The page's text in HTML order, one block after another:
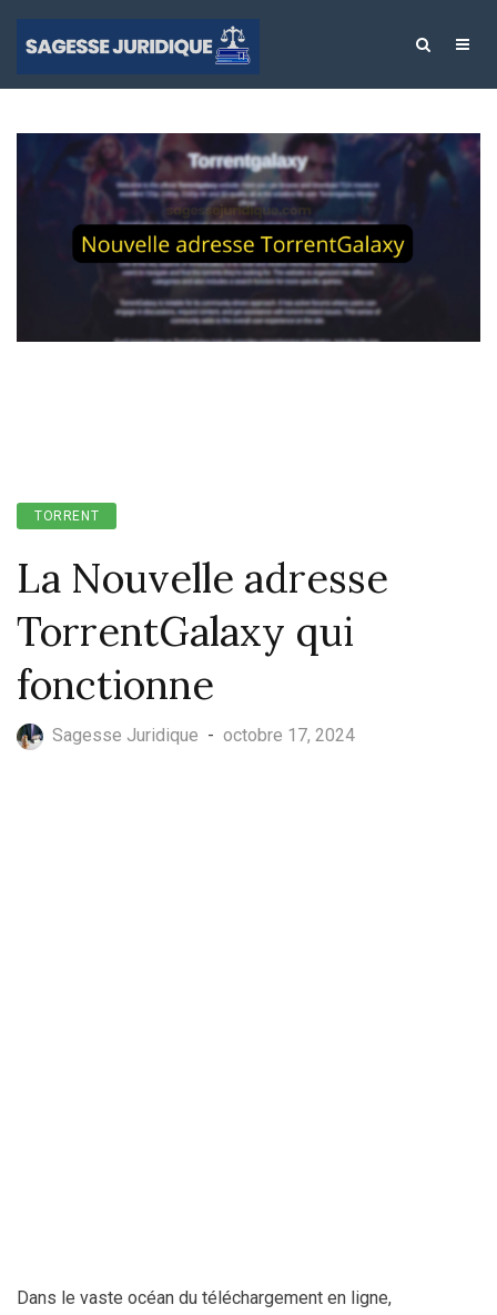
TORRENT
La Nouvelle adresse
TorrentGalaxy qui
fonctionne
Sagesse Juridique - octobre 17, 2024
Dans le vaste océan du téléchargement en ligne,